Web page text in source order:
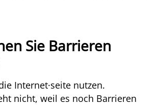
Sie Barrieren
Internet·seite nutzen.
nicht, weil es noch Barrieren